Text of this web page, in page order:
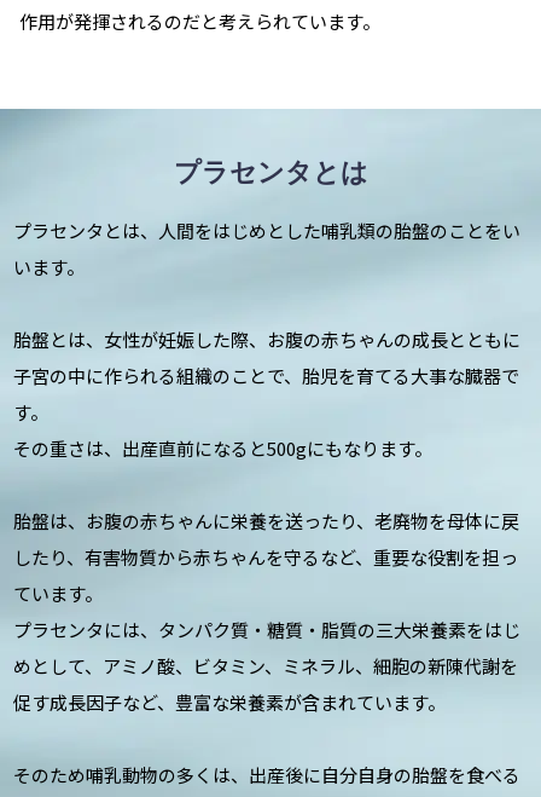
作用が発揮されるのだと考えられています。
プラセンタとは
プラセンタとは、人間をはじめとした哺乳類の胎盤のことをい
います。
胎盤とは、女性が妊娠した際、お腹の赤ちゃんの成長とともに
子宮の中に作られる組織のことで、胎児を育てる大事な臓器で
す。
その重さは、出産直前になると500gにもなります。
胎盤は、お腹の赤ちゃんに栄養を送ったり、老廃物を母体に戻
したり、有害物質から赤ちゃんを守るなど、重要な役割を担っ
ています。
プラセンタには、タンパク質・糖質・脂質の三大栄養素をはじ
めとして、アミノ酸、ビタミン、ミネラル、細胞の新陳代謝を
促す成長因子など、豊富な栄養素が含まれています。
そのため哺乳動物の多くは、出産後に自分自身の胎盤を食べる